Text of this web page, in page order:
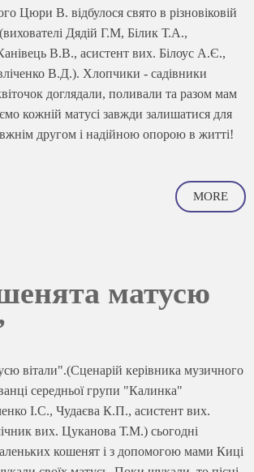
Цюри В. відбулося свято в різновіковій
Дядій Г.М, Білик Т.А.,
В.В., асистент вих. Білоус А.Є.,
В.Д.). Хлопчики - садівники
доглядали, поливали та разом мам
кожній матусі завжди залишатися для
другом і надійною опорою в житті!
MORE
матусю
вітали".(Сценарій керівника музичного
середньої групи "Калинка"
І.С., Чудаєва К.П., асистент вих.
вих. Цуканова Т.М.) сьогодні
кошенят і з допомогою мами Киці